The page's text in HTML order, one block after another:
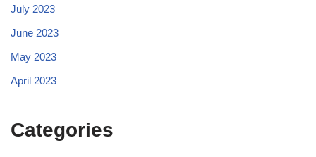
July 2023
June 2023
May 2023
April 2023
Categories